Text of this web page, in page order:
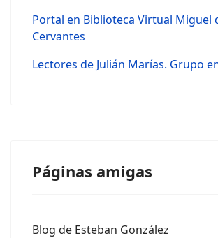
Portal en Biblioteca Virtual Miguel
Cervantes
Lectores de Julián Marías. Grupo
Páginas amigas
Blog de Esteban González